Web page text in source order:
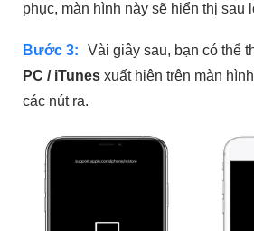
phục, màn hình này sẽ hiển thị sau
Bước 3: Vài giây sau, bạn có thể
PC / iTunes xuất hiện trên màn
các nút ra.